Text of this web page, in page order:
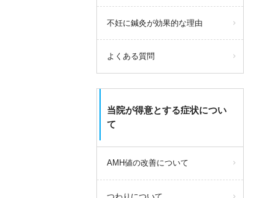
不妊に鍼灸が効果的な理由
よくある質問
当院が得意とする症状につい
て
AMH値の改善について